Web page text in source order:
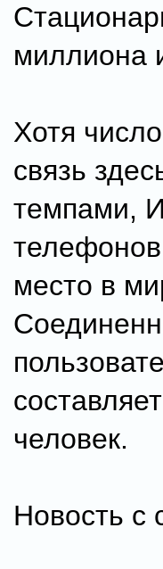
миллиона
Хотя
связь
темпами,
место в
человек.
Новость с